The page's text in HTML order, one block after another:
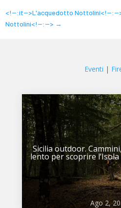
<!--:it-->L'acquedotto Nottolini<!--:--
Nottolini<!--:--> →
Eventi |
Sicilia outdoor.
lento per scoprire
Ago 2,